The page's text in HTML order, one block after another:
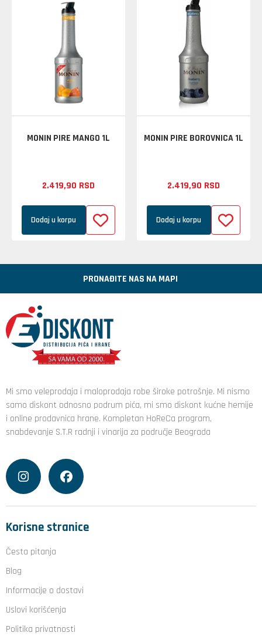
MONIN PIRE MANGO 1L
2.419,90 RSD
Dodaj u korpu
MONIN PIRE BOROVNICA 1L
2.419,90 RSD
Dodaj u korpu
PRONAĐITE NAS NA MAPI
Mi smo veleprodaja i maloprodaja robe široke potrošnje. Mi nismo
samo diskont odnosno podrum pića, mi smo diskont kućne hemije
i online prodavnica hrane. Kompletan HoReCa program,
snabdevanje S.T.R radnji i vinarija za područje Beograda
Korisne stranice
Česta pitanja
Blog
Informacije o dostavi
Uslovi korišćenja
Politika privatnosti